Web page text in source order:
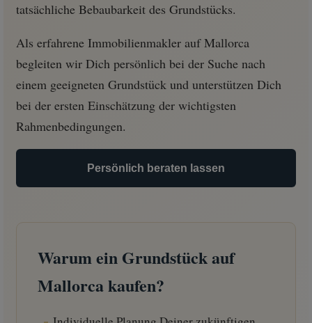
tatsächliche Bebaubarkeit des Grundstücks.
Als erfahrene Immobilienmakler auf Mallorca
begleiten wir Dich persönlich bei der Suche nach
einem geeigneten Grundstück und unterstützen Dich
bei der ersten Einschätzung der wichtigsten
Rahmenbedingungen.
Persönlich beraten lassen
Warum ein Grundstück auf
Mallorca kaufen?